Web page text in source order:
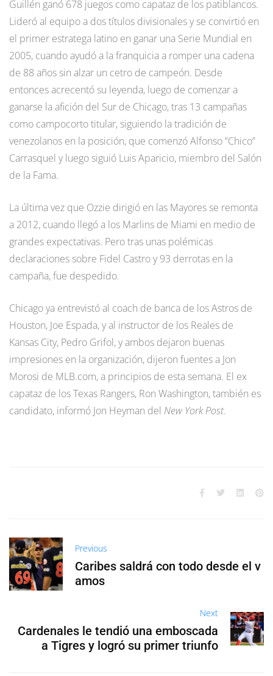
Guillén ganó 678 juegos como capataz de los patiblancos.
Lideró al equipo a dos títulos divisionales y se convirtió en
el primer estratega latino en ganar una Serie Mundial en
2005, cuando ayudó a la franquicia a romper una cadena
de 88 años sin alzar un cetro de campeón. Desde
entonces acrecentó su leyenda, luego de comenzar a
ganarse la afición del Sur de Chicago, tras 13 campañas
como campocorto titular, siguiendo la tradición de
venezolanos en la posición, que comenzó Alfonso “Chico”
Carrasquel y luego siguió Luis Aparicio, miembro del Salón
de la Fama.
La última vez que Ozzie dirigió en las Mayores se remonta
a 2012, cuando llegó a los Marlins de Miami en medio de
grandes expectativas. Pero tras unas polémicas
declaraciones sobre Fidel Castro y 93 derrotas en la
campaña, fue despedido.
Chicago ya entrevistó al coach de banca de los Astros de
Houston, Joe Espada, y al instructor de los Reales de
Kansas City, Pedro Grifol, y ambos dejaron buenas
impresiones en la organización, dijeron fuentes a Jon
Morosi de MLB.com, a principios de esta semana. El ex
capataz de los Texas Rangers, Ron Washington, también es
candidato, informó Jon Heyman del New York Post.
Previous
Caribes saldrá con todo desde el v
amos
Next
Cardenales le tendió una emboscada
a Tigres y logró su primer triunfo